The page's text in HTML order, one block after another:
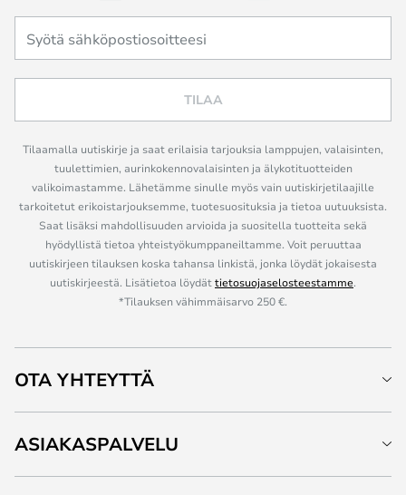
TILAA
Tilaamalla uutiskirje ja saat erilaisia tarjouksia lamppujen, valaisinten,
tuulettimien, aurinkokennovalaisinten ja älykotituotteiden
valikoimastamme. Lähetämme sinulle myös vain uutiskirjetilaajille
tarkoitetut erikoistarjouksemme, tuotesuosituksia ja tietoa uutuuksista.
Saat lisäksi mahdollisuuden arvioida ja suositella tuotteita sekä
hyödyllistä tietoa yhteistyökumppaneiltamme. Voit peruuttaa
uutiskirjeen tilauksen koska tahansa linkistä, jonka löydät jokaisesta
uutiskirjeestä. Lisätietoa löydättietosuojaselosteestamme.
*Tilauksen vähimmäisarvo 250 €.
OTA YHTEYTTÄ
ASIAKASPALVELU